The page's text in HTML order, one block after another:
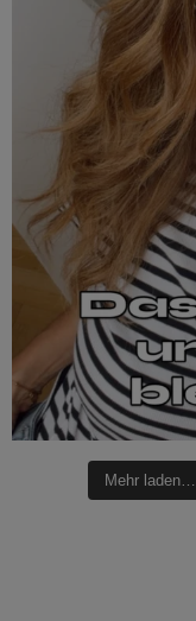
Mehr laden…